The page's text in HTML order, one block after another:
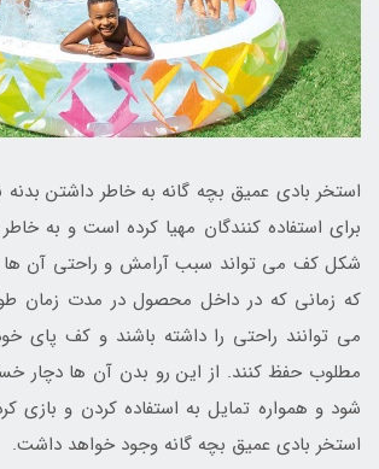
استخر بادی عمیق بچه گانه به خاطر داشتن بدنه
برای استفاده کنندگان مهیا کرده است و به
شکل کف می تواند سبب آرامش و راحتی آن
که زمانی که در داخل محصول در مدت زمان
می توانند راحتی را داشته باشند و کف پای
مطلوب حفظ کنند. از این رو بدن آن ها دچار
شود و همواره تمایل به استفاده کردن و بازی
استخر بادی عمیق بچه گانه وجود خواهد داشت.